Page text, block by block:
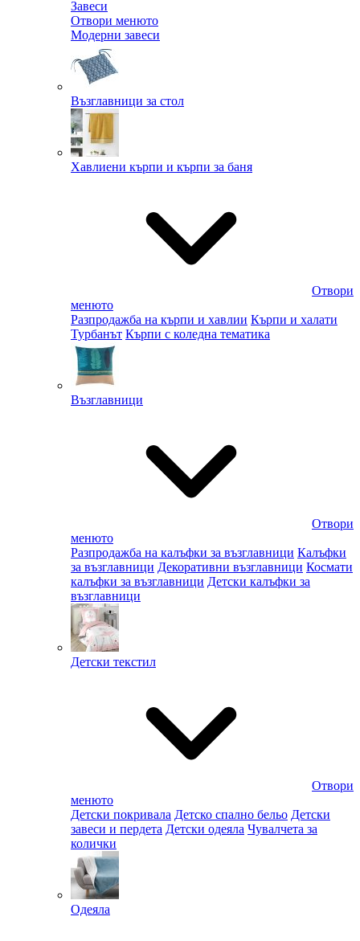
Завеси
Отвори менюто
Модерни завеси
Възглавници за стол
Хавлиени кърпи и кърпи за баня
Отвори
менюто
Разпродажба на кърпи и хавлии Кърпи и халати
Турбанът Кърпи с коледна тематика
Възглавници
Отвори
менюто
Разпродажба на калъфки за възглавници Калъфки
за възглавници Декоративни възглавници Космати
калъфки за възглавници Детски калъфки за
възглавници
Детски текстил
Отвори
менюто
Детски покривала Детско спално бельо Детски
завеси и пердета Детски одеяла Чувалчета за
колички
Одеяла